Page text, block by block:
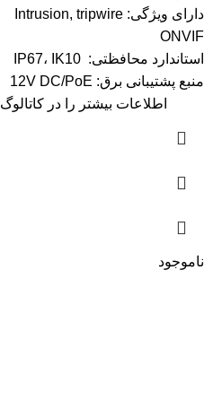
دارای ویژگی: Intrusion, tripwire
ONVIF
استاندارد محافظتی: IP67، IK10
منبع پشتیبانی برق: 12V DC/PoE
اطلاعات بیشتر را در کاتالوگ
ناموجود